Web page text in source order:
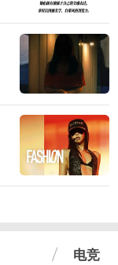
电竞